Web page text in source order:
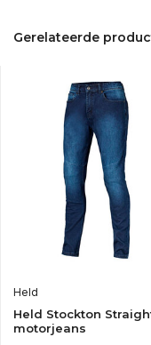
Gerelateerde
Held
Held Stockton
motorjeans